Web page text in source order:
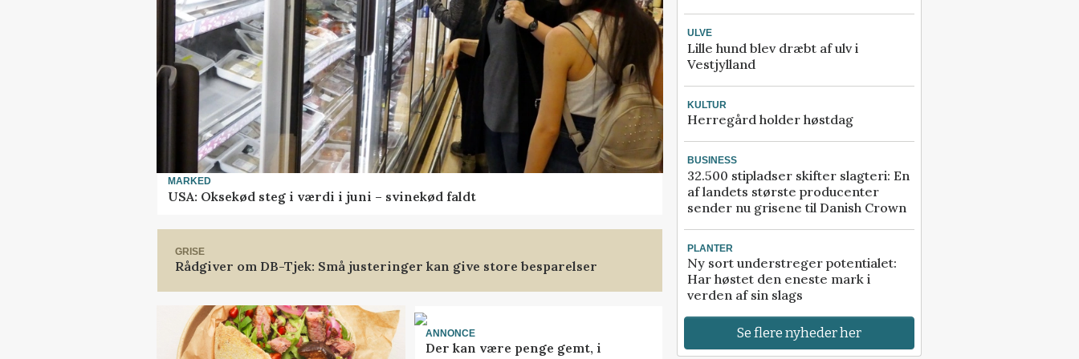
MARKED
USA: Oksekød steg i værdi i juni – svinekød faldt
GRISE
Rådgiver om DB-Tjek: Små justeringer kan give store besparelser
ANNONCE
Der kan være penge gemt, i
ULVE
Lille hund blev dræbt af ulv i
Vestjylland
KULTUR
Herregård holder høstdag
BUSINESS
32.500 stipladser skifter slagteri: En
af landets største producenter
sender nu grisene til Danish Crown
PLANTER
Ny sort understreger potentialet:
Har høstet den eneste mark i
verden af sin slags
Se flere nyheder her